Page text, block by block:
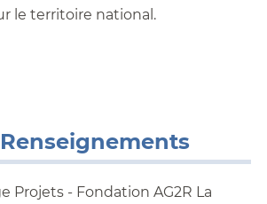
le territoire national.
Projets - Fondation AG2R La